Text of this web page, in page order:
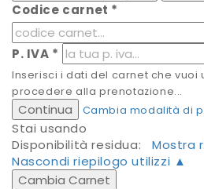
Codice carnet *
P. IVA *
Inserisci i dati del carnet che vuoi
procedere alla prenotazione...
Continua Cambia modalità di
Stai usando
Disponibilità residua:
Mostra
Nascondi riepilogo utilizzi ▲
Cambia Carnet